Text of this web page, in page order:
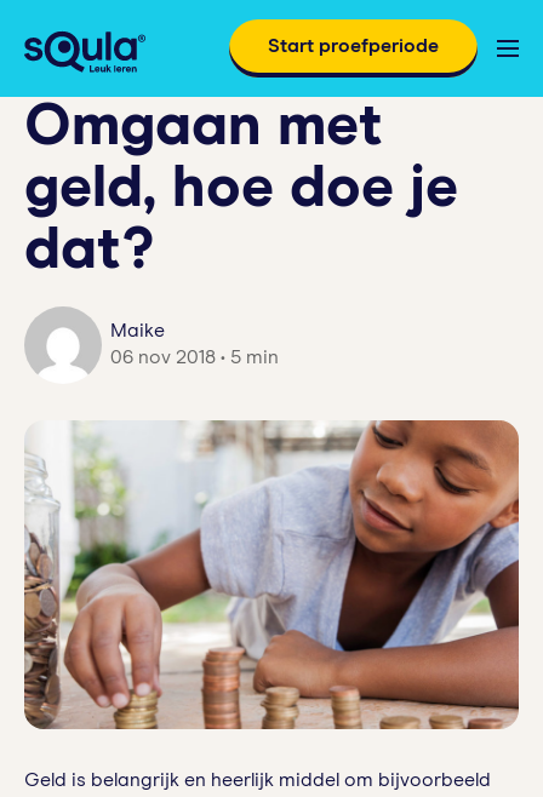
Start proefperiode
Omgaan met
geld, hoe doe je
dat?
Maike
06 nov 2018 • 5 min
Geld is belangrijk en heerlijk middel om bijvoorbeeld